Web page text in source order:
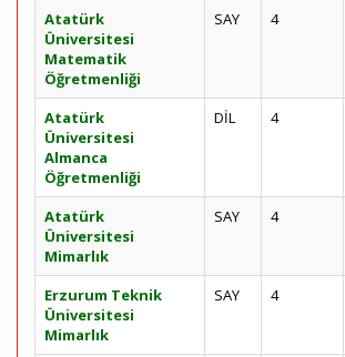
Atatürk
Üniversitesi
Matematik
Öğretmenliği
SAY 4
Atatürk
Üniversitesi
Almanca
Öğretmenliği
DİL 4
Atatürk
Üniversitesi
Mimarlık
SAY 4
Erzurum Teknik
Üniversitesi
Mimarlık
SAY 4